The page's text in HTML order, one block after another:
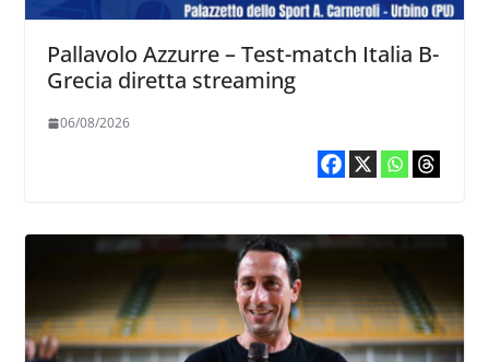
Pallavolo Azzurre – Test-match Italia B-
Grecia diretta streaming
06/08/2026